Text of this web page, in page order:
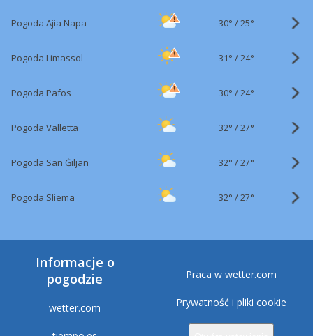
Pogoda Ajia Napa 30° /25°
Pogoda Limassol 31° /24°
Pogoda Pafos 30° /24°
Pogoda Valletta 32° /27°
Pogoda San Ġiljan 32° /27°
Pogoda Sliema 32° /27°
Informacje o
pogodzie
wetter.com
Praca w wetter.com
Prywatność i pliki cookie